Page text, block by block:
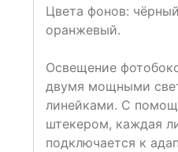
Цвета фонов:
оранжевый.
Освещение
двумя мощными
линейками. С
штекером, каждая
подключается к